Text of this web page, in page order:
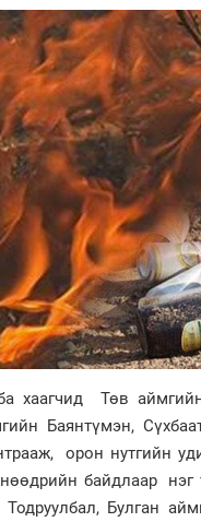
хаагчид Төв
Баянтүмэн,
орон нутгийн
байдлаар нэг
Булган